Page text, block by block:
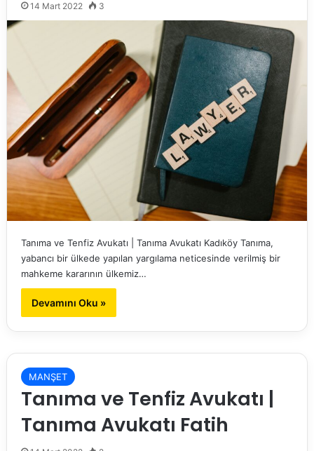
14 Mart 2022 3
Tanıma ve Tenfiz Avukatı | Tanıma Avukatı Kadıköy Tanıma,
yabancı bir ülkede yapılan yargılama neticesinde verilmiş bir
mahkeme kararının ülkemiz…
Devamını Oku »
MANŞET
Tanıma ve Tenfiz Avukatı |
Tanıma Avukatı Fatih